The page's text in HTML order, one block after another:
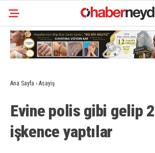
Ana Sayfa › Asayiş
Evine polis gibi gelip
işkence yaptılar